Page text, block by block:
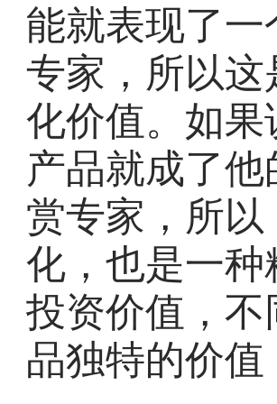
能就表现了
专家，所以
化价值。如
产品就成了
赏专家，所
化，也是一
投资价值，
品独特的价